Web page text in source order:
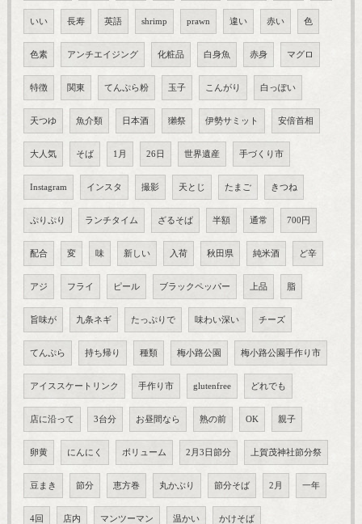
いい 長寿 英語 shrimp prawn 違い 赤い 色
色素 アンチエイジング 化粧品 白身魚 赤身 マグロ
特徴 関東 てんぷら粉 玉子 こんがり 白っぽい
天つゆ 魚介類 日本酒 獺祭 伊勢サミット 安倍首相
大人気 そば 1月 26日 世界遺産 手づくり市
Instagram インスタ 撮影 天とじ たまご きつね
ぷりぷり ランチタイム ざるそば 半額 通常 700円
配合 変 味 新しい 入荷 秋田県 純米酒 ど辛
アジ フライ ピール ブラックペッパー 上品 脂
旨味が 九条ネギ たっぷりで 味わい深い チーズ
てんぷら 持ち帰り 種類 梅小路公園 梅小路公園手作り市
アイススケートリンク 手作り市 glutenfree どれでも
店に沿って 3台分 お昼間なら 熟の前 OK 親子
卵黄 にんにく ボリューム 2月3日節分 上賀茂神社節分祭
豆まき 節分 恵方巻 丸かぶり 節分そば 2月 一年
4回 店内 マンツーマン 温かい かけそば